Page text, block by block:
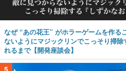
なぜ “あの花王” がホラーゲームを作る
ないようにマジックリンでこっそり掃
れるまで【開発座談会】
5